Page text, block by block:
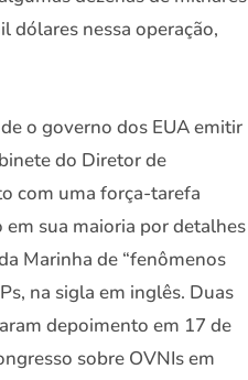
dólares nessa operação,
o governo dos EUA emitir
do Diretor de
com uma força-tarefa
sua maioria por detalhes
Marinha de “fenômenos
na sigla em inglês. Duas
depoimento em 17 de
sobre OVNIs em